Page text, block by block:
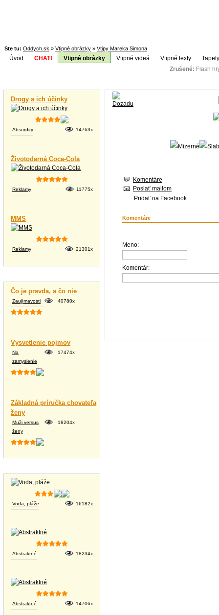
Ste tu: Oddych.sk » Vtipné obrázky » Vtipy Mareka Simona
Úvod CHAT! Vtipné obrázky Vtipné videá Vtipné texty
Zrušené: Flash
Drogy a ich účinky
Absurdity 14763x
Životodarná Coca-Cola
Reklamy 11775x
MMS
Reklamy 21301x
Čo je pravda, a čo nie
Zaujímavosti 40780x
Vysvetlenie pojmov
Na
zamyslenie
17474x
Základná príručka chovateľa
ženy
Muži versus
ženy
18204x
Voda, pláže 16182x
Abstraktné 18234x
Abstraktné 14706x
Komentáre
Poslať mailom
Pridať na Facebook
Komentáre
Meno:
Komentár: